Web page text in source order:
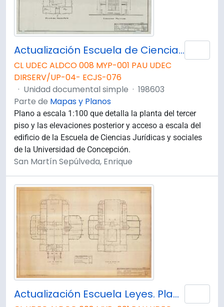
Actualización Escuela de Ciencias Juridicas, Planta 3° Piso y Elevación Principal.
CL UDEC ALDCO 008 MYP-001 PAU UDEC
DIRSERV/UP-04- ECJS-076
· Unidad documental simple · 198603
Parte de Mapas y Planos
Plano a escala 1:100 que detalla la planta del tercer
piso y las elevaciones posterior y acceso a escala del
edificio de la Escuela de Ciencias Jurídicas y sociales
de la Universidad de Concepción.
San Martín Sepúlveda, Enrique
Actualización Escuela Leyes. Planta 1° y 2° Piso.